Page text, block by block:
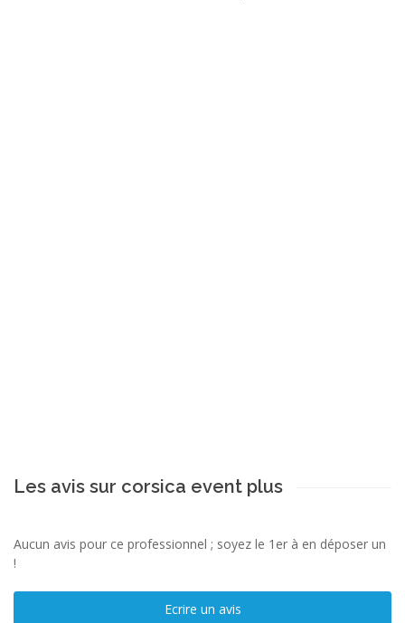
Les avis sur corsica event plus
Aucun avis pour ce professionnel ; soyez le 1er à en déposer un
!
Ecrire un avis